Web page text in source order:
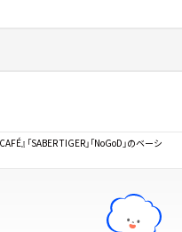
』「SABER TIGER」「NoGoD」のベーシ